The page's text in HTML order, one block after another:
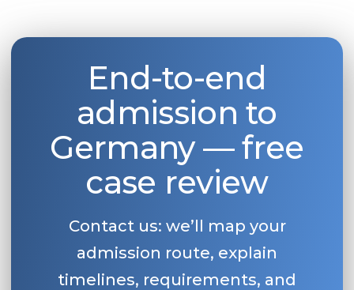
End-to-end
admission to
Germany — free
case review
Contact us: we’ll map your
admission route, explain
timelines, requirements, and